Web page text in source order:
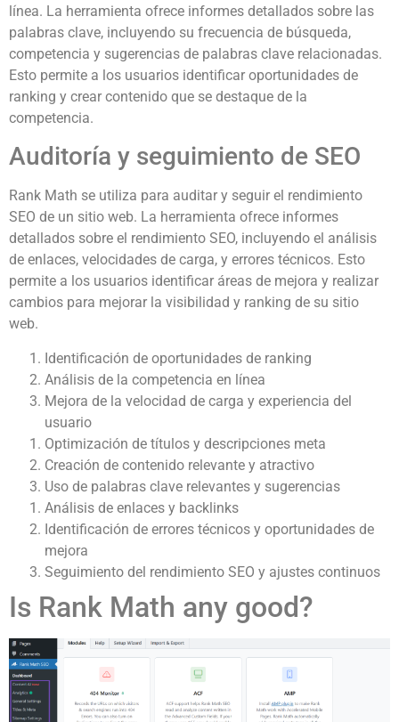
línea. La herramienta ofrece informes detallados sobre las
palabras clave, incluyendo su frecuencia de búsqueda,
competencia y sugerencias de palabras clave relacionadas.
Esto permite a los usuarios identificar oportunidades de
ranking y crear contenido que se destaque de la
competencia.
Auditoría y seguimiento de SEO
Rank Math se utiliza para auditar y seguir el rendimiento
SEO de un sitio web. La herramienta ofrece informes
detallados sobre el rendimiento SEO, incluyendo el análisis
de enlaces, velocidades de carga, y errores técnicos. Esto
permite a los usuarios identificar áreas de mejora y realizar
cambios para mejorar la visibilidad y ranking de su sitio
web.
Identificación de oportunidades de ranking
Análisis de la competencia en línea
Mejora de la velocidad de carga y experiencia del
usuario
Optimización de títulos y descripciones meta
Creación de contenido relevante y atractivo
Uso de palabras clave relevantes y sugerencias
Análisis de enlaces y backlinks
Identificación de errores técnicos y oportunidades de
mejora
Seguimiento del rendimiento SEO y ajustes continuos
Is Rank Math any good?